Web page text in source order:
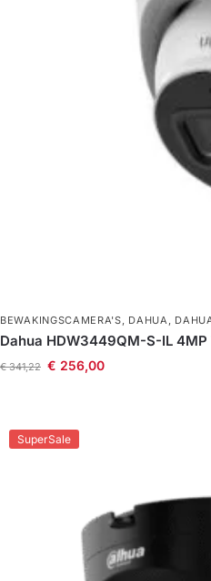
BEWAKINGSCAMERA'S DAHUA
Dahua HDW3449QM-S-IL
€341,22 € 256,00
SuperSale